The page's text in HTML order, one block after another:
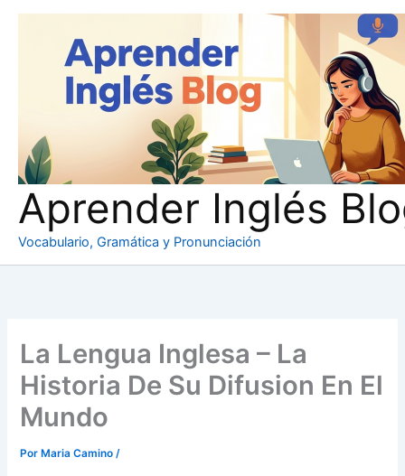
Aprender Inglés
Vocabulario, Gramática y Pronunciación
La Lengua Inglesa – La
Historia De Su Difusion En El
Mundo
Por Maria Camino/